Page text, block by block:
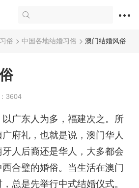
俗 中国各地结婚习俗 澳门结婚风俗
3604
广东人为多，福建次之。所
府礼，也就是说，澳门华人
人后裔还是华人，大多都会
合璧的婚俗。当生活在澳门
总是先举行中式结婚仪式。